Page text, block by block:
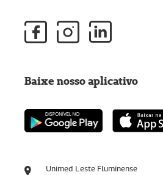
Unimed Leste Fluminense
Baixe nosso aplicativo